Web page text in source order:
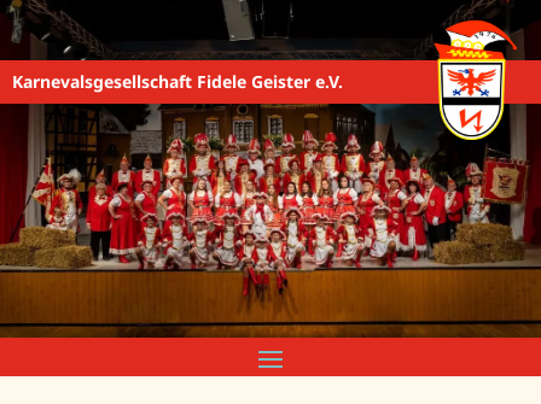
Karnevalsgesellschaft Fidele Geister e.V.